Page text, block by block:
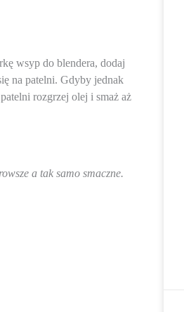
wsyp do blendera, dodaj
na patelni. Gdyby jednak
rozgrzej olej i smaż aż
a tak samo smaczne.